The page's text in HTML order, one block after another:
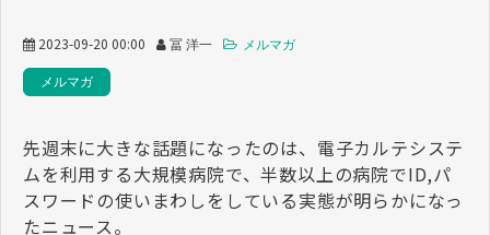
2023-09-20 00:00 冨 洋一 メルマガ
メルマガ
先週末に大きな話題になったのは、電子カルテシステ
ムを利用する大規模病院で、半数以上の病院でID,パ
スワードの使いまわしをしている実態が明らかになっ
たニュース。